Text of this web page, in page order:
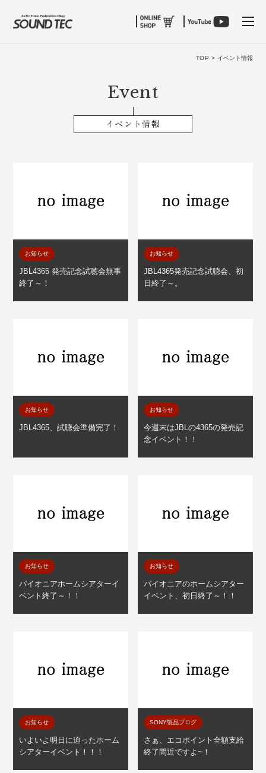
TOP > イベント情報
Event
イベント情報
お知らせ
JBL4365 発売記念試聴会無事
終了～！
お知らせ
JBL4365発売記念試聴会、初
日終了～。
お知らせ
JBL4365、試聴会準備完了！
お知らせ
今週末はJBLの4365の発売記
念イベント！！
お知らせ
パイオニアホームシアターイ
ベント終了～！！
お知らせ
パイオニアのホームシアター
イベント、初日終了～！！
お知らせ
いよいよ明日に迫ったホーム
シアターイベント！！！
SONY製品ブログ
さぁ、エコポイント全額支給
終了間近ですよ~！